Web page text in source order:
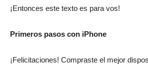
¡Entonces este texto es para vos!
Primeros pasos con iPhone
¡Felicitaciones! Compraste el mejor